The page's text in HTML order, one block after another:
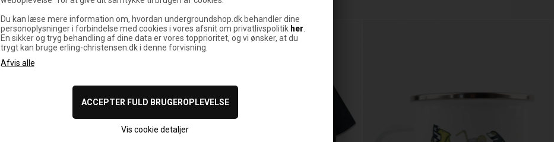
Du kan læse mere information om, hvordan undergroundshop.dk behandler dine
personoplysninger i forbindelse med cookies i vores afsnit om privatlivspolitik her
En sikker og tryg behandling af dine data er vores topprioritet, og vi ønsker, at du
trygt kan bruge erling-christensen.dk i denne forvisning.
Vis cookie detaljer
SPAR 50%